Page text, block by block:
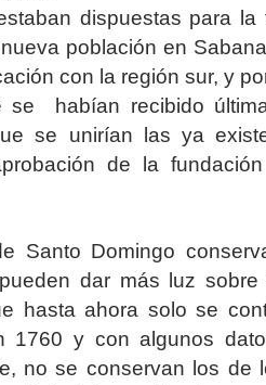
dispuestas para
población en
con la región sur, y
se habían recibido
se unirían las ya
de la
Santo Domingo
dar más luz
hasta ahora solo se
1760 y con algunos
no se conservan los de